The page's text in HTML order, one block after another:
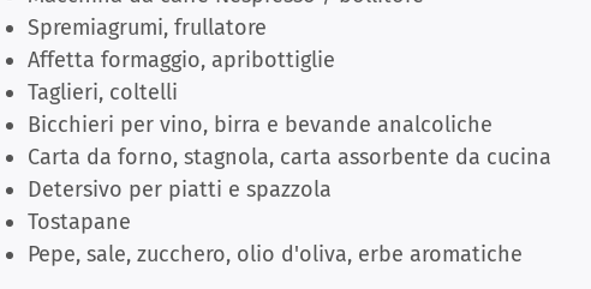
Spremiagrumi, frullatore
Affetta formaggio, apribottiglie
Taglieri, coltelli
Bicchieri per vino, birra e bevande analcoliche
Carta da forno, stagnola, carta assorbente da cucina
Detersivo per piatti e spazzola
Tostapane
Pepe, sale, zucchero, olio d'oliva, erbe aromatiche